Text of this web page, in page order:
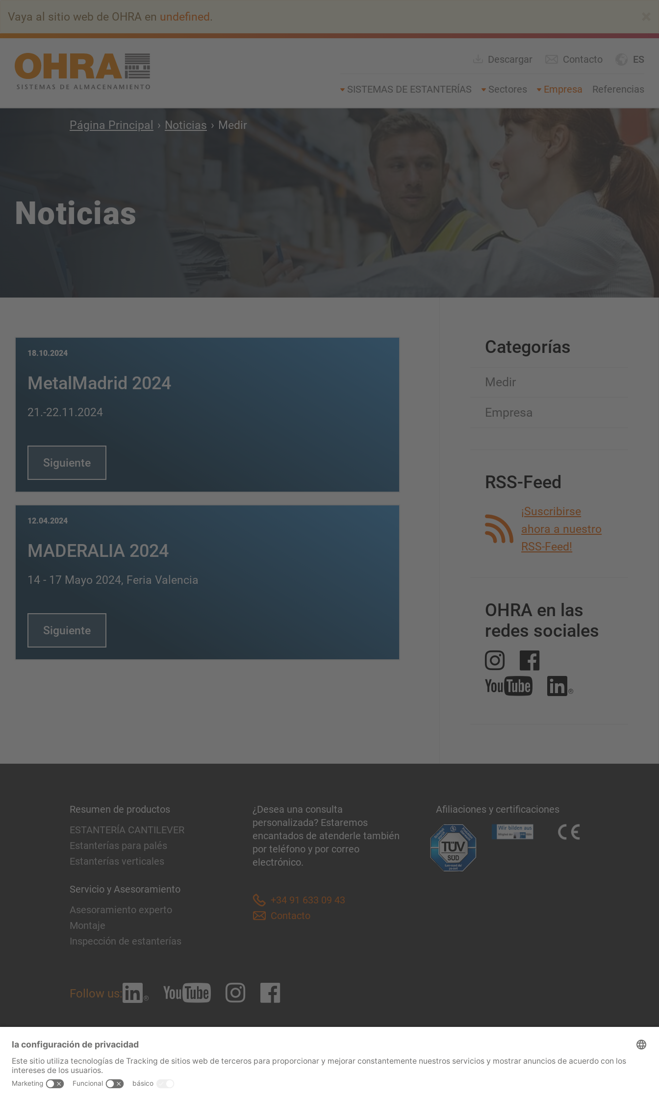
principal
Vaya al sitio web de OHRA en undefined.
ES
Descargar Contacto
SISTEMAS DE ESTANTERÍAS Sectores Empresa Referencias
Página Principal Noticias Medir
Noticias
18.10.2024
MetalMadrid 2024
21.-22.11.2024
Siguiente
12.04.2024
MADERALIA 2024
14 - 17 Mayo 2024, Feria Valencia
Siguiente
Categorías
Medir
Empresa
RSS-Feed
¡Suscribirse
ahora a nuestro
RSS-Feed!
OHRA en las
redes sociales
Resumen de productos
ESTANTERÍA CANTILEVER
Estanterías para palés
Estanterías verticales
Servicio y Asesoramiento
Asesoramiento experto
Montaje
Inspección de estanterías
¿Desea una consulta
personalizada? Estaremos
encantados de atenderle también
por teléfono y por correo
electrónico.
+34 91 633 09 43
Contacto
Afiliaciones y certificaciones
Follow us:
Aviso legal CGV